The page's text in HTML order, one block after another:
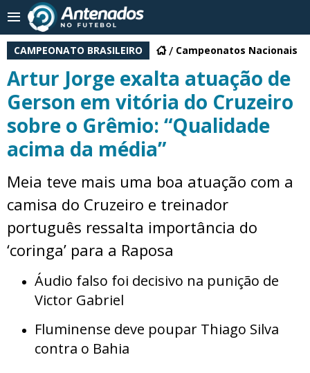
CAMPEONATO BRASILEIRO Campeonatos Nacionais
Artur Jorge exalta atuação de
Gerson em vitória do Cruzeiro
sobre o Grêmio: “Qualidade
acima da média”
Meia teve mais uma boa atuação com a
camisa do Cruzeiro e treinador
português ressalta importância do
‘coringa’ para a Raposa
Áudio falso foi decisivo na punição de
Victor Gabriel
Fluminense deve poupar Thiago Silva
contra o Bahia